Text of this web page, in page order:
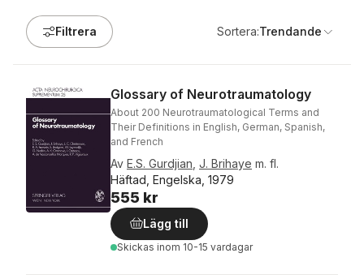
Filtrera Sortera:Trendande
Glossary of Neurotraumatology
About 200 Neurotraumatological Terms and
Their Definitions in English, German, Spanish,
and French
Av E.S. Gurdjian J. Brihaye m. fl.
Häftad, Engelska, 1979
555 kr
Lägg till
Skickas inom 10-15 vardagar